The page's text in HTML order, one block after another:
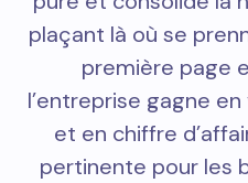
plaçant là où se
première page
l’entreprise gagne
et en chiffre
pertinente pour les